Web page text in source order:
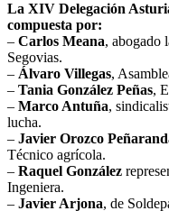
La XIV Delegación
compuesta por:
– Carlos Meana, abogado
Segovias.
– Álvaro Villegas,
– Tania González Peñas,
– Marco Antuña,
lucha.
– Javier Orozco
Técnico agrícola.
– Raquel González
Ingeniera.
– Javier Arjona, de